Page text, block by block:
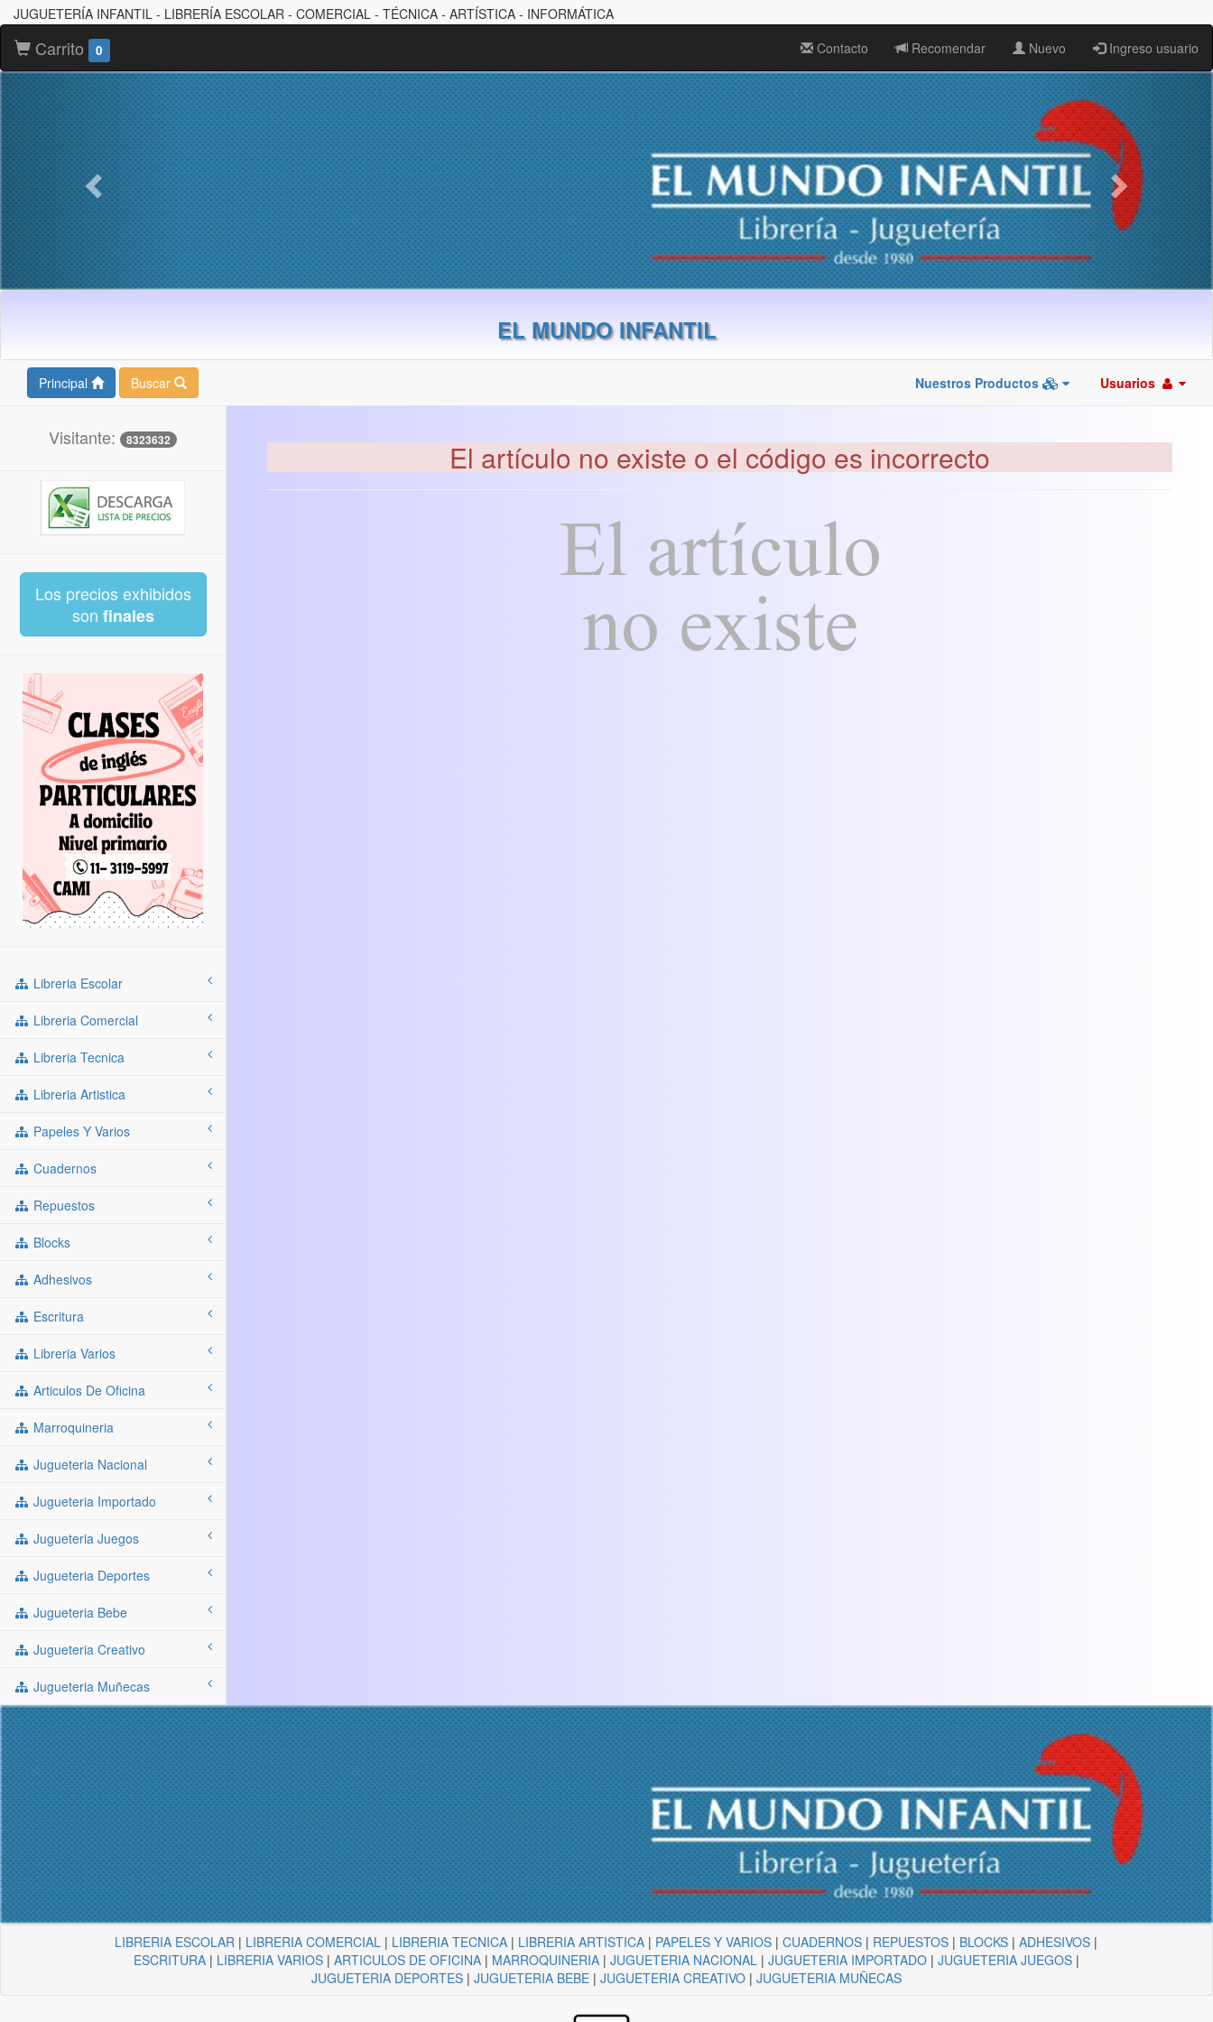
JUGUETERÍA INFANTIL - LIBRERÍA ESCOLAR - COMERCIAL - TÉCNICA - ARTÍSTICA - INFORMÁTICA
Carrito 0 Contacto Recomendar Nuevo Ingreso usuario
EL MUNDO INFANTIL
Principal Buscar Nuestros Productos Usuarios
Visitante: 8323632
Los precios exhibidos
son finales
Libreria Escolar
Libreria Comercial
Libreria Tecnica
Libreria Artistica
Papeles Y Varios
Cuadernos
Repuestos
Blocks
Adhesivos
Escritura
Libreria Varios
Articulos De Oficina
Marroquineria
Jugueteria Nacional
Jugueteria Importado
Jugueteria Juegos
Jugueteria Deportes
Jugueteria Bebe
Jugueteria Creativo
Jugueteria Muñecas
El artículo no existe o el código es incorrecto
LIBRERIA ESCOLAR | LIBRERIA COMERCIAL | LIBRERIA TECNICA | LIBRERIA ARTISTICA | PAPELES Y VARIOS |CUADERNOS | REPUESTOS | BLOCKS |ADHESIVOS |
ESCRITURA| LIBRERIA VARIOS| ARTICULOS DE OFICINA| MARROQUINERIA| JUGUETERIA NACIONAL | JUGUETERIA IMPORTADO| JUGUETERIA JUEGOS|
JUGUETERIA DEPORTES| JUGUETERIA BEBE| JUGUETERIA CREATIVO| JUGUETERIA MUÑECAS